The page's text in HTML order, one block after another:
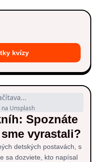
kvízy
na Unsplash
Spoznáte
vyrastali?
detských postavách, s
sa dozviete, kto napísal